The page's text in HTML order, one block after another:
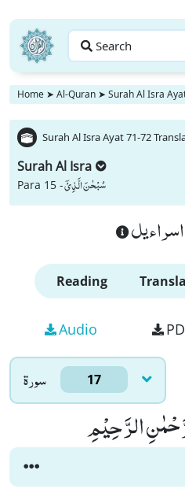
Search
Home ➤ Al-Quran ➤ Surah Al Isra
Surah Al Isra Ayat 71-72
Surah Al Isra
Para 15 -سُبْحٰنَ الَّذِیْۤ
Reading
Audio
سورۃ 17
الرَّحِیْمِ